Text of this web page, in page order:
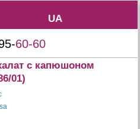
UA
UA
60-60
с капюшоном
01)